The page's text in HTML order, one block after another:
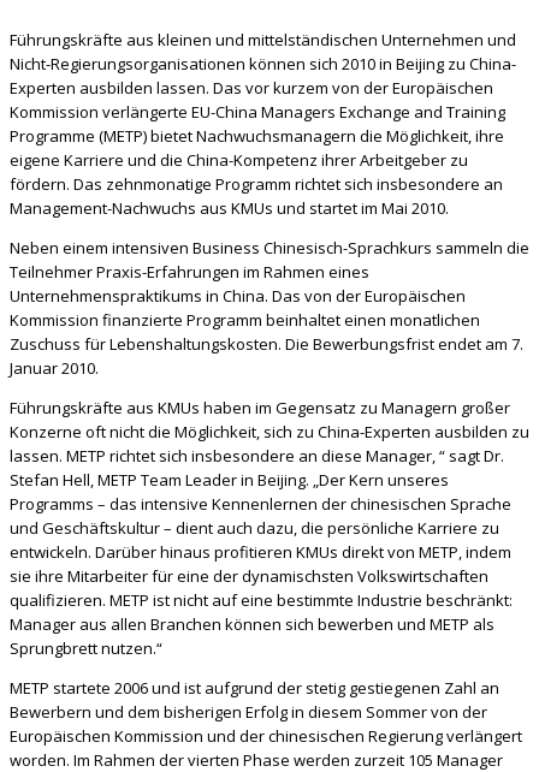
Führungskräfte aus kleinen und mittelständischen Unternehmen und
Nicht-Regierungsorganisationen können sich 2010 in Beijing zu China-
Experten ausbilden lassen. Das vor kurzem von der Europäischen
Kommission verlängerte EU-China Managers Exchange and Training
Programme (METP) bietet Nachwuchsmanagern die Möglichkeit, ihre
eigene Karriere und die China-Kompetenz ihrer Arbeitgeber zu
fördern. Das zehnmonatige Programm richtet sich insbesondere an
Management-Nachwuchs aus KMUs und startet im Mai 2010.
Neben einem intensiven Business Chinesisch-Sprachkurs sammeln die
Teilnehmer Praxis-Erfahrungen im Rahmen eines
Unternehmenspraktikums in China. Das von der Europäischen
Kommission finanzierte Programm beinhaltet einen monatlichen
Zuschuss für Lebenshaltungskosten. Die Bewerbungsfrist endet am 7.
Januar 2010.
Führungskräfte aus KMUs haben im Gegensatz zu Managern großer
Konzerne oft nicht die Möglichkeit, sich zu China-Experten ausbilden zu
lassen. METP richtet sich insbesondere an diese Manager, “ sagt Dr.
Stefan Hell, METP Team Leader in Beijing. „Der Kern unseres
Programms – das intensive Kennenlernen der chinesischen Sprache
und Geschäftskultur – dient auch dazu, die persönliche Karriere zu
entwickeln. Darüber hinaus profitieren KMUs direkt von METP, indem
sie ihre Mitarbeiter für eine der dynamischsten Volkswirtschaften
qualifizieren. METP ist nicht auf eine bestimmte Industrie beschränkt:
Manager aus allen Branchen können sich bewerben und METP als
Sprungbrett nutzen.“
METP startete 2006 und ist aufgrund der stetig gestiegenen Zahl an
Bewerbern und dem bisherigen Erfolg in diesem Sommer von der
Europäischen Kommission und der chinesischen Regierung verlängert
worden. Im Rahmen der vierten Phase werden zurzeit 105 Manager